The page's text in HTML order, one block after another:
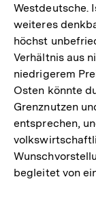
Westdeutsche.
weiteres
höchst
Verhältnis aus
niedrigerem
Osten könnte
Grenznutzen
entsprechen,
begleitet von